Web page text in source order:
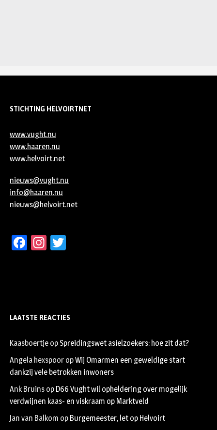
STICHTING HELVOIRTNET
www.vught.nu
www.haaren.nu
www.helvoirt.net
nieuws@vught.nu
info@haaren.nu
nieuws@helvoirt.net
Facebook
Instagram
LAATSTE REACTIES
Kaasboertje op Spreidingswet asielzoekers: hoe zit dat?
Angela hexspoor opWij Omarmen een geweldige start
dankzij vele betrokken inwoners
Ank Bruins op D66 Vught wil opheldering over mogelijk
verdwijnen kaas- en viskraam op Marktveld
Jan van Balkom op Burgemeester, let op Helvoirt